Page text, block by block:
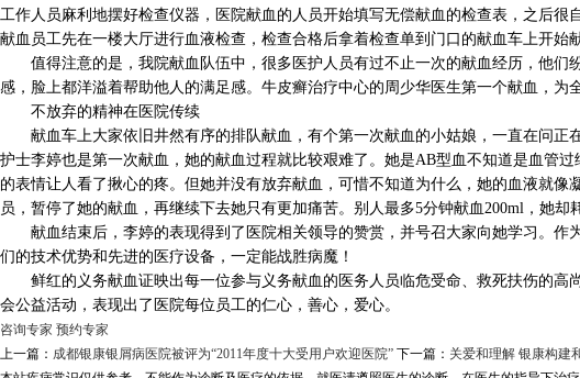
工作人员麻利地摆好检查仪器，医院献血的人员开始填写无偿献血的检查表，之后
献血员工先在一楼大厅进行血液检查，检查合格后拿着检查单到门口的献血车上开始献
值得注意的是，我院献血队伍中，很多医护人员有过不止一次的献血经历，他们
感，脸上都洋溢着帮助他人的满足感。牛皮癣治疗中心的周少华医生第一个献血，为
不放弃的精神在医院传续
献血车上大家依旧井然有序的排队献血，有个第一次献血的小姑娘，一直在问正
护士李婷也是第一次献血，她的献血过程就比较艰难了。她是AB型血不知道是血管
的表情让人看了揪心的疼。但她并没有放弃献血，可惜不知道为什么，她的血液就
员，暂停了她的献血，再继续下去她只有更加痛苦。别人最多5分钟献血200ml，她
献血结束后，李婷的表现得到了医院相关领导的赞赏，并号召大家向她学习。作
们的技术优势和先进的医疗设备，一定能战胜病魔！
鲜红的义务献血证映出每一位参与义务献血的医务人员临危受命、救死扶伤的高
会公益活动，表现出了医院每位员工的仁心，善心，爱心。
咨询专家 预约专家
上一篇： 成都银康银屑病医院被评为“2011年度十大受用户欢迎医院” 下一篇： 关爱和理解 银康构建